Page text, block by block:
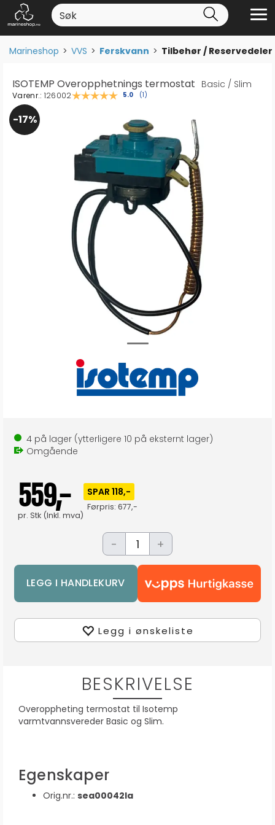
Marineshop>VVS>Ferskvann>Tilbehør / Reservedeler
ISOTEMP Overopphetnings termostat Basic / Slim
Varenr.: 126002 Gjennomsnittskarakter:
5.0 (stemmer:
1)
17%
4 på lager (ytterligere 10 på eksternt lager)
Omgående
559,-
pr. Stk (Inkl. mva)
SPAR 118,-
Førpris: 677,-
- +
Legg i ønskeliste
BESKRIVELSE
Overoppheting termostat til Isotemp
varmtvannsvereder Basic og Slim.
Egenskaper
Orig.nr.: sea00042la